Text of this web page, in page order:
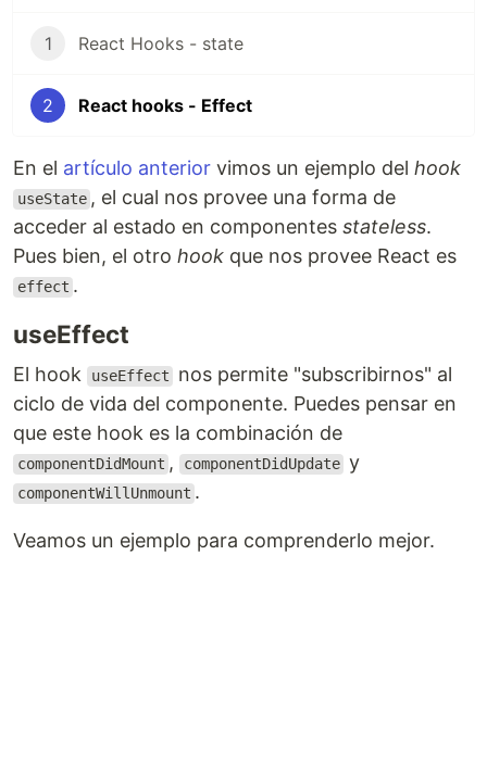
1 React Hooks - state
2 React hooks - Effect
En el artículo anterior vimos un ejemplo del hook
useState , el cual nos provee una forma de
acceder al estado en componentes stateless.
Pues bien, el otro hook que nos provee React es
effect .
useEffect
El hook useEffect
nos permite "subscribirnos" al
ciclo de vida del componente. Puedes pensar en
que este hook es la combinación de
componentDidMount , componentDidUpdate y
componentWillUnmount .
Veamos un ejemplo para comprenderlo mejor.